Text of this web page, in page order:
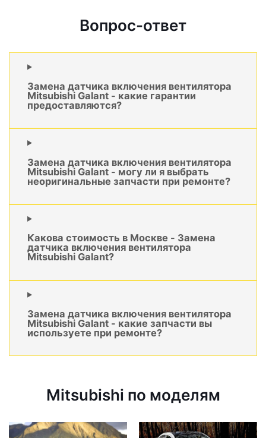
Вопрос-ответ
Замена датчика включения вентилятора
Mitsubishi Galant - какие гарантии
предоставляются?
Замена датчика включения вентилятора
Mitsubishi Galant - могу ли я выбрать
неоригинальные запчасти при ремонте?
Какова стоимость в Москве - Замена
датчика включения вентилятора
Mitsubishi Galant?
Замена датчика включения вентилятора
Mitsubishi Galant - какие запчасти вы
используете при ремонте?
Mitsubishi по моделям